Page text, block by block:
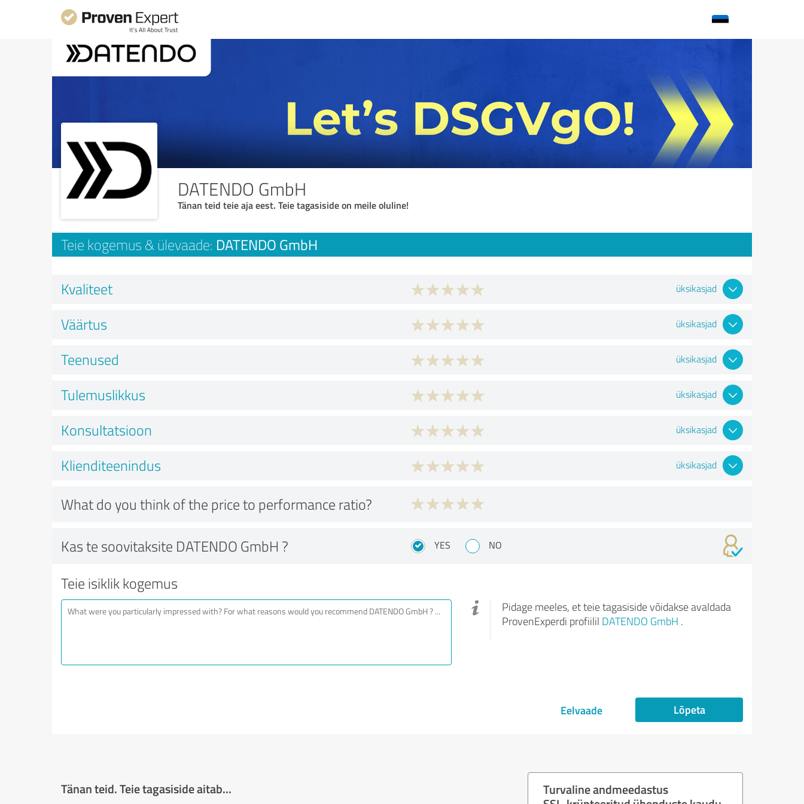
DATENDO GmbH
Tänan teid teie aja eest. Teie tagasiside on meile oluline!
Teie kogemus & ülevaade: DATENDO GmbH
Kvaliteet üksikasjad
Väärtus üksikasjad
Teenused üksikasjad
Tulemuslikkus üksikasjad
Konsultatsioon üksikasjad
Klienditeenindus üksikasjad
What do you think of the price to performance ratio?
Kas te soovitaksite DATENDO GmbH ? YES NO
Teie isiklik kogemus
Pidage meeles, et teie tagasiside võidakse avaldada
ProvenExperdi profiilil DATENDO GmbH .
Eelvaade Lõpeta
Tänan teid. Teie tagasiside aitab...
Turvaline andmeedastus